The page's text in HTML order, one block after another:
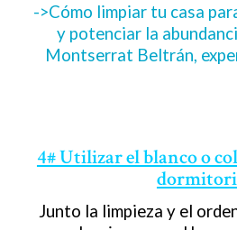
->Cómo limpiar tu casa
y potenciar la
Montserrat Beltrán,
4# Utilizar el blanco o
Junto la limpieza y el